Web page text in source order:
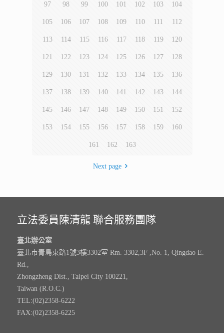
97 98 99 100 101 102 103 104
105 106 107 108 109 110 111 112
113 114 115 116 117 118 119 120
121 122 123 124 125 126 127 128
129 130 131 132 133 134 135 136
137 138 139 140 141 142 143 144
145 146 147 148 149 150 151 152
153 154 155 156 157 158 159 160
161 162 163
Next page
立法委員陳清龍 聯合服務團隊
臺北辦公室
臺北市青島東路1號3樓3302室 Rm. 3302,3F ,No. 1, Qingdao E.
Rd.,
Zhongzheng Dist., Taipei City 100221,
Taiwan (R.O.C.)
TEL:(02)2358-6222
FAX:(02)2358-6225